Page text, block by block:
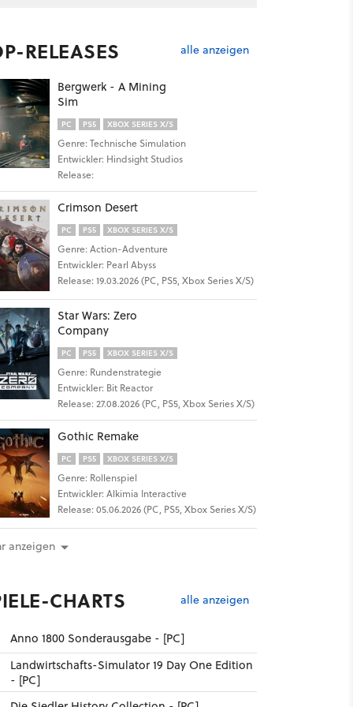
30
100
27
RELEASES alle anzeigen
Bergwerk - A Mining
Sim
PC PS5 XBOX SERIES X/S
Genre: Technische Simulation
Entwickler: Hindsight Studios
Release:
Crimson Desert
PC PS5 XBOX SERIES X/S
Genre: Action-Adventure
Entwickler: Pearl Abyss
Release: 19.03.2026 (PC, PS5, Xbox Series X/S)
Star Wars: Zero
Company
PC PS5 XBOX SERIES X/S
Genre: Rundenstrategie
Entwickler: Bit Reactor
Release: 27.08.2026 (PC, PS5, Xbox Series X/S)
Gothic Remake
PC PS5 XBOX SERIES X/S
Genre: Rollenspiel
Entwickler: Alkimia Interactive
Release: 05.06.2026 (PC, PS5, Xbox Series X/S)
anzeigen
CHARTS alle anzeigen
Anno 1800 Sonderausgabe - [PC]
Landwirtschafts-Simulator 19 Day One Edition
- [PC]